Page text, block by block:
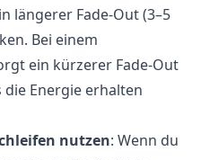
längerer Fade-Out (3–5
Bei einem
ein kürzerer Fade-Out
die Energie erhalten
nutzen: Wenn du